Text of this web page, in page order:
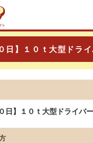
日】１０ｔ大型ドラ
日】１０ｔ大型ドライバー